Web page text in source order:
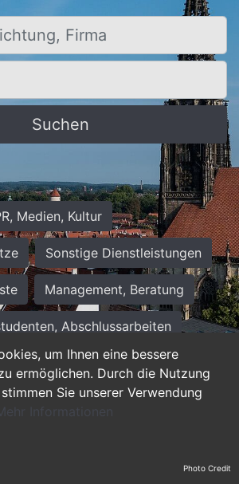
um Ihnen eine bessere
ermöglichen. Durch die Nutzung
Sie unserer Verwendung
Informationen
Firma
Suchen
Medien, Kultur
Sonstige Dienstleistungen
Management, Beratung
Abschlussarbeiten
Assistenz, Sekretariat
und Nebenjobs
duale Ausbildung Photo Credit